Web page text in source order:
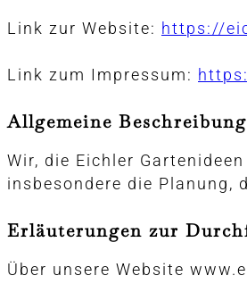
Link zur Website: https://
Link zum Impressum:
Allgemeine
Wir, die Eichler
insbesondere die Planung,
Erläuterungen zur
Über unsere Website